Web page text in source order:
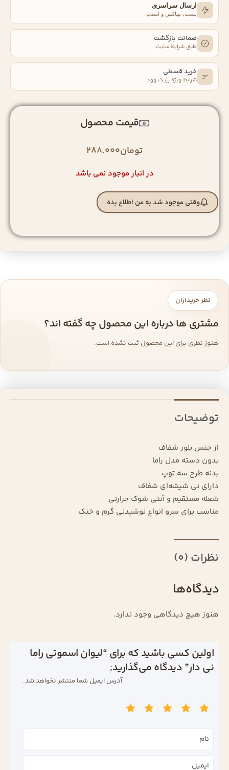
ارسال سراسری
پست، تیپاکس و اسنپ
ضمانت بازگشت
طبق شرایط سایت
خرید قسطی
شرایط ویژه رزیک‌ وود
قیمت محصول
تومان288.000
در انبار موجود نمی باشد
وقتی موجود شد به من اطلاع بده
نظر خریداران
مشتری ها درباره این محصول چه گفته اند؟
هنوز نظری برای این محصول ثبت نشده است.
توضیحات
از جنس بلور شفاف
بدون دسته مدل راما
بدنه طرح سه توپ
دارای نی شیشه‌ای شفاف
شعله مستقيم و آنتى شوک حرارتى
مناسب برای سرو انواع نوشیدنی گرم و خنک
نظرات (0)
دیدگاه‌ها
هنوز هیچ دیدگاهی وجود ندارد.
اولین کسی باشید که برای “لیوان اسموتی راما
نی دار” دیدگاه می‌گذارید;
آدرس ایمیل شما منتشر نخواهد شد.